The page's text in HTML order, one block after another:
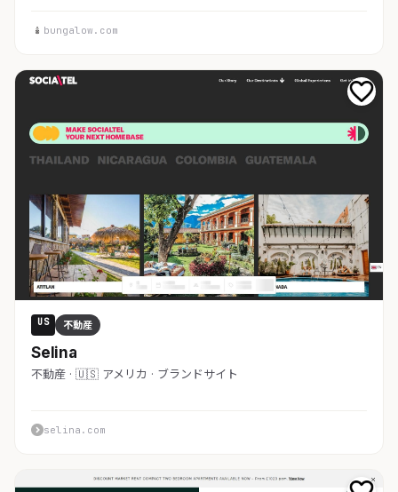
bungalow.com
US 不動産
Selina
不動産 · 🇺🇸 アメリカ · ブランドサイト
selina.com